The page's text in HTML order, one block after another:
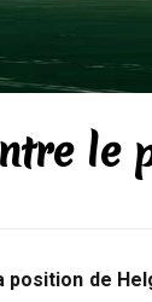
le
position de